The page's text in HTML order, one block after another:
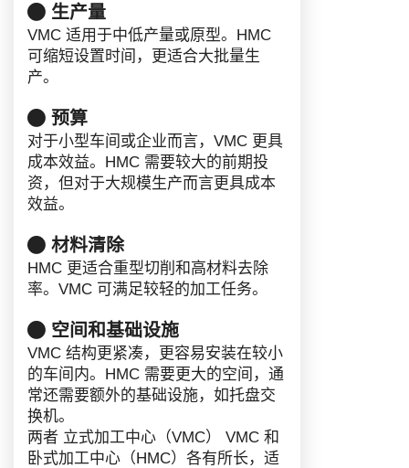
生产量
VMC 适用于中低产量或原型。HMC
可缩短设置时间，更适合大批量生
产。
预算
对于小型车间或企业而言，VMC 更具
成本效益。HMC 需要较大的前期投
资，但对于大规模生产而言更具成本
效益。
材料清除
HMC 更适合重型切削和高材料去除
率。VMC 可满足较轻的加工任务。
空间和基础设施
VMC 结构更紧凑，更容易安装在较小
的车间内。HMC 需要更大的空间，通
常还需要额外的基础设施，如托盘交
换机。
两者 立式加工中心（VMC）
VMC 和
卧式加工中心（HMC）各有所长，适